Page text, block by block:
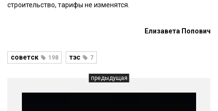
строительство, тарифы не изменятся.
Елизавета Попович
советск 198 тэс 7
предыдущая